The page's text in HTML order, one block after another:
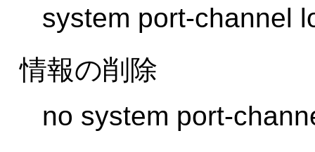
system port-channel
情報の削除
no system port-